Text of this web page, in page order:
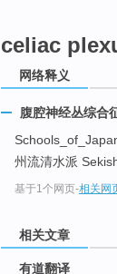
celiac
网络释义
腹腔神经丛综合
州流清水派
基于1个网页-相关网
相关文章
有道翻译